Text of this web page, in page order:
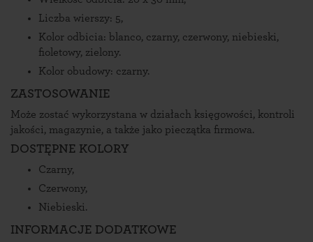
Liczba wierszy: 5,
Kolor odbicia: blanco, czarny, czerwony, niebieski,
fioletowy, zielony.
Kolor obudowy: czarny.
ZASTOSOWANIE
Może zostać wykorzystana w działach księgowości, kontroli
jakości, magazynie, a także jako pieczątka firmowa.
DOSTĘPNE KOLORY
Czarny,
Czerwony,
Niebieski.
INFORMACJE DODATKOWE